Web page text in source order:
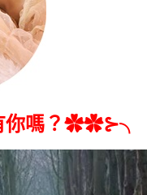
你嗎？✿✿⊱╮